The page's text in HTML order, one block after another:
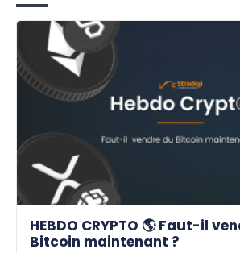
HEBDO CRYPTO 🌎 Faut-il
Bitcoin maintenant ?